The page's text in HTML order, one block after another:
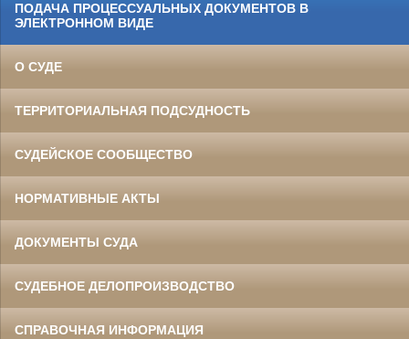
ПОДАЧА ПРОЦЕССУАЛЬНЫХ ДОКУМЕНТОВ В
ЭЛЕКТРОННОМ ВИДЕ
О СУДЕ
ТЕРРИТОРИАЛЬНАЯ ПОДСУДНОСТЬ
СУДЕЙСКОЕ СООБЩЕСТВО
НОРМАТИВНЫЕ АКТЫ
ДОКУМЕНТЫ СУДА
СУДЕБНОЕ ДЕЛОПРОИЗВОДСТВО
СПРАВОЧНАЯ ИНФОРМАЦИЯ